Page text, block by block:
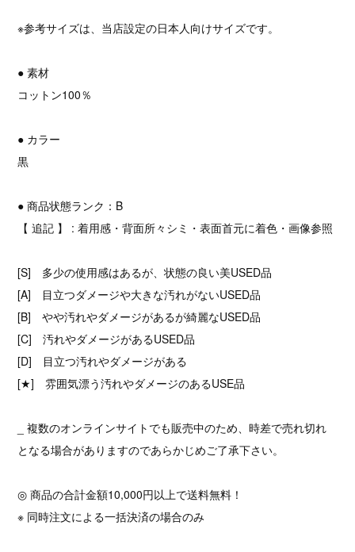
※参考サイズは、当店設定の日本人向けサイズです。
● 素材
コットン100％
● カラー
黒
● 商品状態ランク：B
【 追記 】 : 着用感・背面所々シミ・表面首元に着色・画像参照
[S] 多少の使用感はあるが、状態の良い美USED品
[A] 目立つダメージや大きな汚れがないUSED品
[B] やや汚れやダメージがあるが綺麗なUSED品
[C] 汚れやダメージがあるUSED品
[D] 目立つ汚れやダメージがある
[★] 雰囲気漂う汚れやダメージのあるUSE品
_ 複数のオンラインサイトでも販売中のため、時差で売れ切れ
となる場合がありますのであらかじめご了承下さい。
◎ 商品の合計金額10,000円以上で送料無料！
※ 同時注文による一括決済の場合のみ